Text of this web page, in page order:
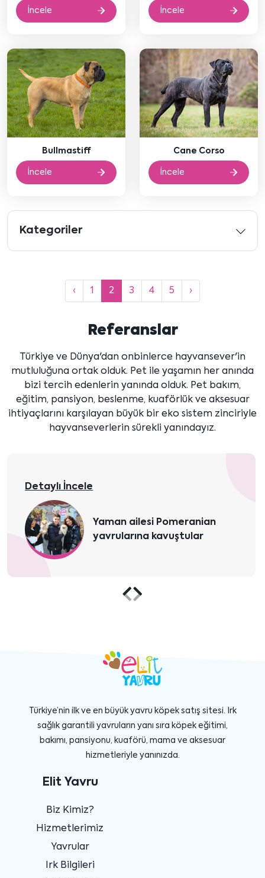
İncele İncele
Bullmastiff
İncele
Cane Corso
İncele
Kategoriler
‹ 1 2 3 4 5 ›
Referanslar
Türkiye ve Dünya'dan onbinlerce hayvansever'in
mutluluğuna ortak olduk. Pet ile yaşamın her anında
bizi tercih edenlerin yanında olduk. Pet bakım,
eğitim, pansiyon, beslenme, kuaförlük ve aksesuar
ihtiyaçlarını karşılayan büyük bir eko sistem zinciriyle
hayvanseverlerin sürekli yanındayız.
Detaylı İncele
Özarpart Ailesi, rehber
sahibi oldu
Önceki
göster
göster
Türkiye’nin ilk ve en büyük yavru köpek satış sitesi. Irk
sağlık garantili yavruların yanı sıra köpek eğitimi,
bakımı, pansiyonu, kuaförü, mama ve aksesuar
hizmetleriyle yanınızda.
Elit Yavru
Biz Kimiz?
Hizmetlerimiz
Yavrular
Irk Bilgileri